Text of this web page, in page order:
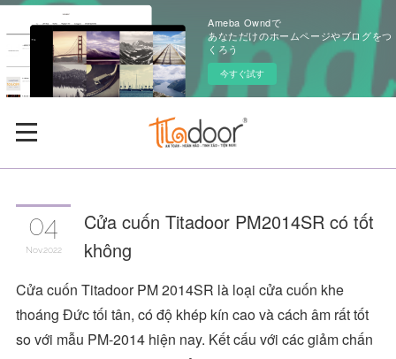
Ameba Owndで
あなただけのホームページやブログをつ
くろう
今すぐ試す
04
Nov 2022
Cửa cuốn Titadoor PM2014SR có tốt
không
Cửa cuốn Titadoor PM 2014SR là loại cửa cuốn khe
thoáng Đức tối tân, có độ khép kín cao và cách âm rất tốt
so với mẫu PM-2014 hiện nay. Kết cấu với các giảm chấn